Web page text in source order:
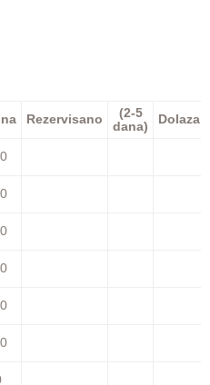
Rezervisano
(2-5
dana)
Dolazak